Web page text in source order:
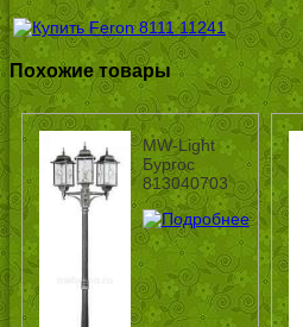
Похожие товары
MW-Light
Бургос
813040703